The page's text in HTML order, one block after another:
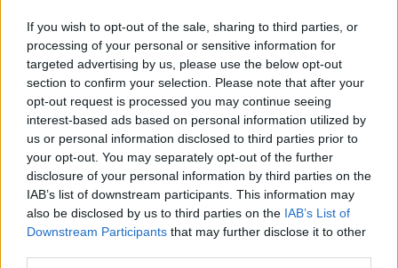
If you wish to opt-out of the sale, sharing to third parties, or
processing of your personal or sensitive information for
targeted advertising by us, please use the below opt-out
section to confirm your selection. Please note that after your
opt-out request is processed you may continue seeing
interest-based ads based on personal information utilized by
us or personal information disclosed to third parties prior to
your opt-out. You may separately opt-out of the further
disclosure of your personal information by third parties on the
IAB’s list of downstream participants. This information may
also be disclosed by us to third parties on the IAB’s List of
Downstream Participants that may further disclose it to other
2
MATKAILU
Finnairin lennoista osan lentää